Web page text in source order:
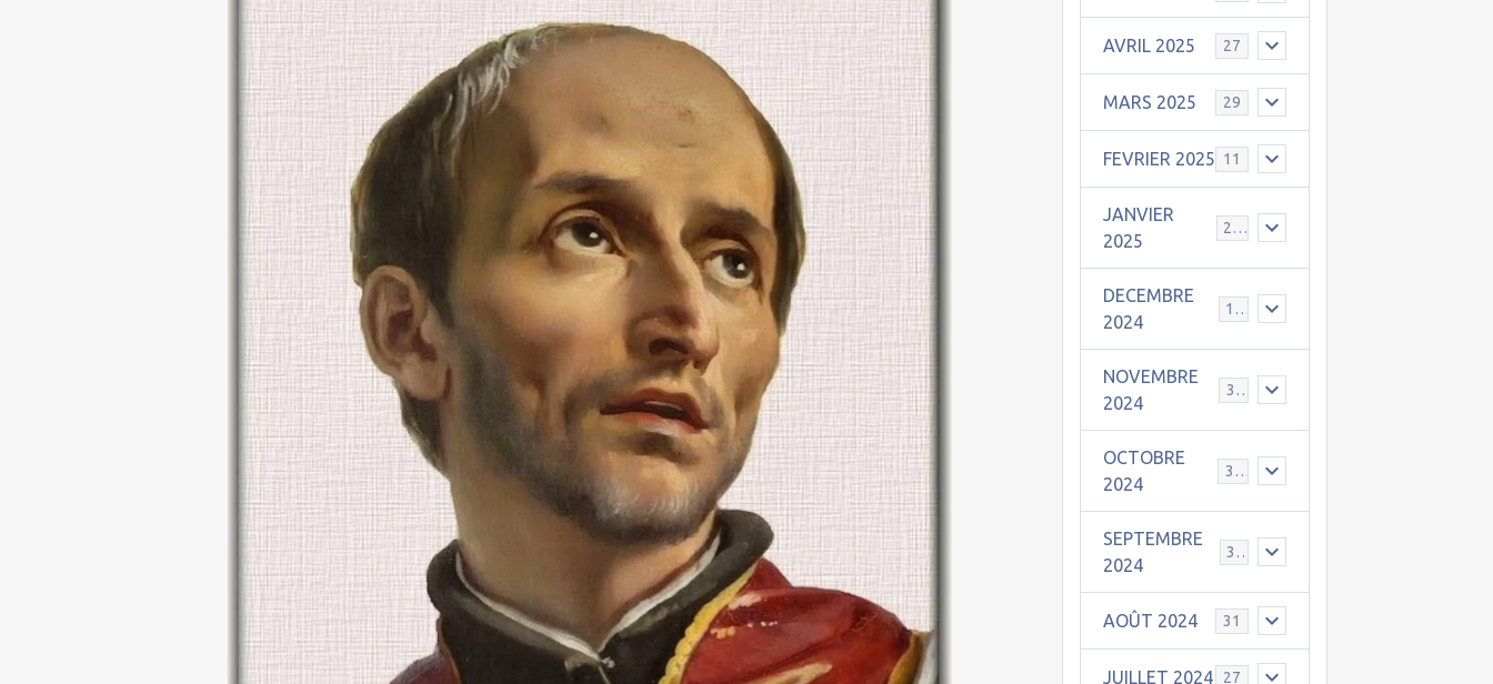
AVRIL 2025 27
MARS 2025 29
FEVRIER 2025 11
JANVIER
2025
25
DECEMBRE
2024
19
NOVEMBRE
2024
30
OCTOBRE
2024
31
SEPTEMBRE
2024
30
AOÛT 2024 31
JUILLET 2024 27